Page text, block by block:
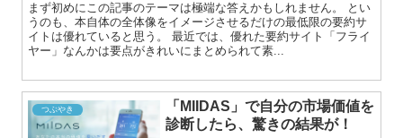
まず初めにこの記事のテーマは極端な答えかもしれません。 とい
うのも、本自体の全体像をイメージさせるだけの最低限の要約サ
イトは優れていると思う。 最近では、優れた要約サイト「フライ
ヤー」なんかは要点がきれいにまとめられて素...
つぶやき
「MIIDAS」で自分の市場価値を
診断したら、驚きの結果が！